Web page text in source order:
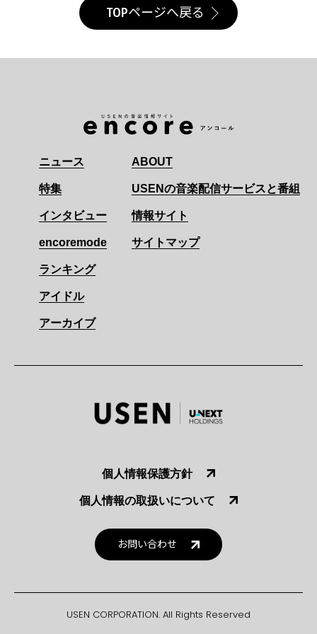
TOPページへ戻る
ニュース
特集
インタビュー
encoremode
ランキング
アイドル
アーカイブ
ABOUT
USENの音楽配信サービスと番組
情報サイト
サイトマップ
個人情報保護方針
個人情報の取扱いについて
お問い合わせ
USEN CORPORATION. All Rights Reserved